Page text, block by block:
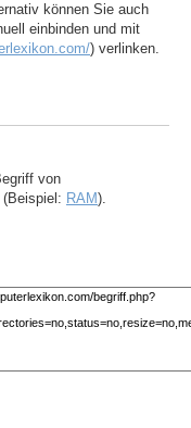
können Sie auch
einbinden und mit
) verlinken.
von
RAM).